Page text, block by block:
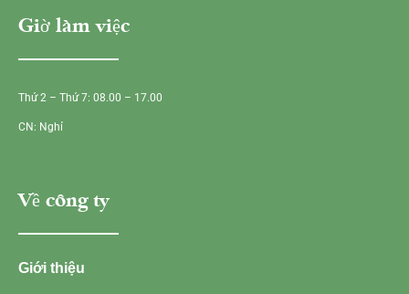
Giờ làm việc
Thứ 2 – Thứ 7: 08.00 – 17.00
CN: Nghỉ
Về công ty
Giới thiệu